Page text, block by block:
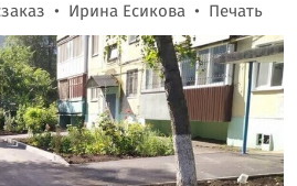
Ирина Есикова Печать